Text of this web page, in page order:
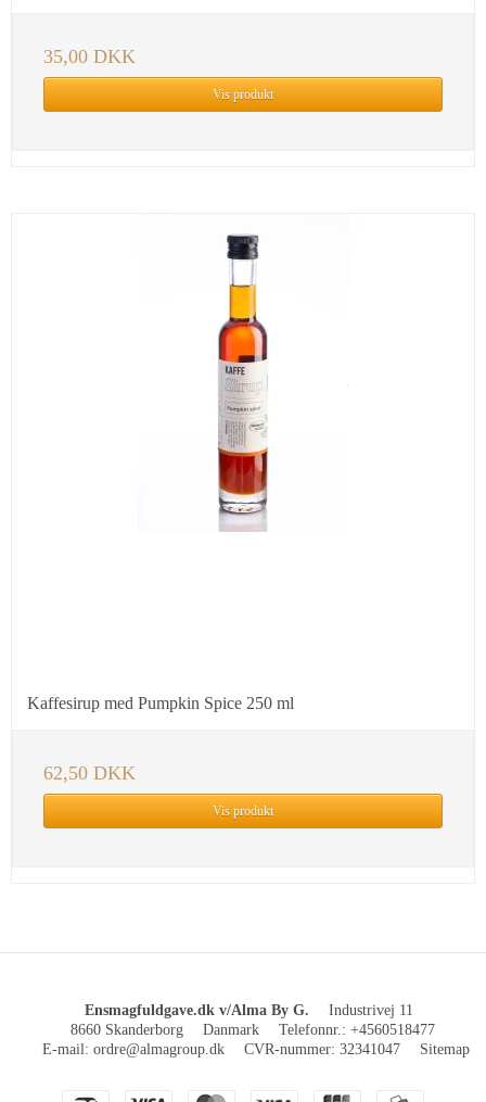
35,00 DKK
Vis produkt
Kaffesirup med Pumpkin Spice 250 ml
62,50 DKK
Vis produkt
Ensmagfuldgave.dk v/Alma By G.
Industrivej 11
8660 Skanderborg
Danmark Telefonnr.: +4560518477
E-mail: ordre@almagroup.dk CVR-nummer: 32341047 Sitemap